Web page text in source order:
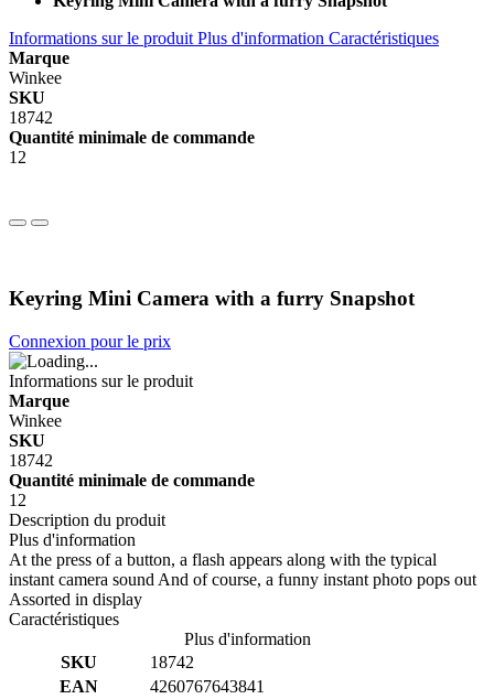
Informations sur le produit Plus d'information Caractéristiques
Marque
Winkee
SKU
18742
Quantité minimale de commande
12
Keyring Mini Camera with a furry Snapshot
Connexion pour le prix
Informations sur le produit
Marque
Winkee
SKU
18742
Quantité minimale de commande
12
Description du produit
Plus d'information
At the press of a button, a flash appears along with the typical
instant camera sound And of course, a funny instant photo pops out
Assorted in display
Caractéristiques
Plus d'information
SKU
18742
EAN
4260767643841